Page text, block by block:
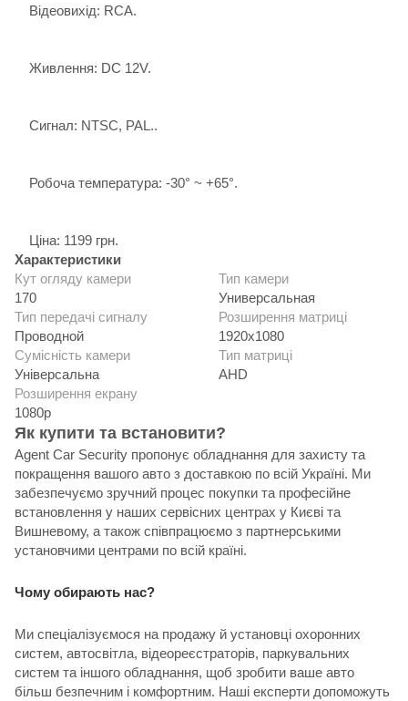
Відеовихід: RCA.
Живлення: DC 12V.
Сигнал: NTSC, PAL..
Робоча температура: -30° ~ +65°.
Ціна: 1199 грн.
Характеристики
Кут огляду камери
170
Тип камери
Универсальная
Тип передачі сигналу
Проводной
Розширення матриці
1920x1080
Сумісність камери
Універсальна
Тип матриці
AHD
Розширення екрану
1080p
Як купити та встановити?
Agent Car Security пропонує обладнання для захисту та
покращення вашого авто з доставкою по всій Україні. Ми
забезпечуємо зручний процес покупки та професійне
встановлення у наших сервісних центрах у Києві та
Вишневому, а також співпрацюємо з партнерськими
установчими центрами по всій країні.
Чому обирають нас?
Ми спеціалізуємося на продажу й установці охоронних
систем, автосвітла, відеореєстраторів, паркувальних
систем та іншого обладнання, щоб зробити ваше авто
більш безпечним і комфортним. Наші експерти допоможуть